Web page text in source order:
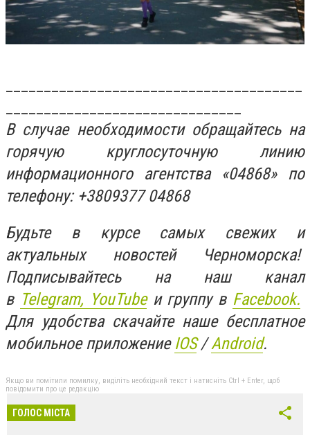
В случае необходимости обращайтесь на
горячую круглосуточную линию
информационного агентства «04868» по
телефону: +3809377 04868
Будьте в курсе самых свежих и
актуальных новостей Черноморска!
Подписывайтесь на наш канал
в Telegram, YouTubeи группу в Facebook.
Для удобства скачайте наше бесплатное
мобильное приложение IOS/Android.
Якщо ви помітили помилку, виділіть необхідний текст і натисніть Ctrl + Enter, щоб
повідомити про це редакцію
ГОЛОС МІСТА